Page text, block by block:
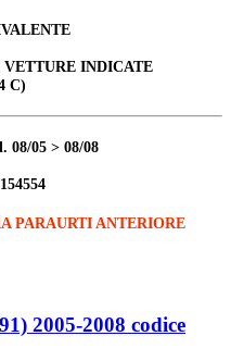
INDICATE
C)
08/05 > 08/08
PARAURTI ANTERIORE
2005-2008 codice